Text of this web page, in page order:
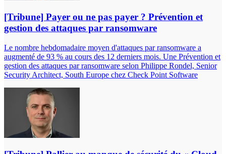
[Tribune] Payer ou ne pas payer ? Prévention et
gestion des attaques par ransomware
Le nombre hebdomadaire moyen d'attaques par ransomware a
augmenté de 93 % au cours des 12 derniers mois. Une Prévention et
gestion des attaques par ransomware selon Philippe Rondel, Senior
Security Architect, South Europe chez Check Point Software